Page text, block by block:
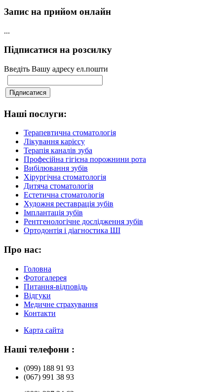
Запис на прийом онлайн
...
Підписатися на розсилку
Введіть Вашу адресу ел.пошти
Наші послуги:
Терапевтична стоматологія
Лікування карієсу
Терапія каналів зуба
Професійна гігієна порожнини рота
Вибілювання зубів
Хірургічна стоматологія
Дитяча стоматологія
Естетична стоматологія
Художня реставрація зубів
Імплантація зубів
Рентгенологічне дослідження зубів
Ортодонтія і діагностика ШІ
Про нас:
Головна
Фотогалерея
Питання-відповідь
Відгуки
Медичне страхування
Контакти
Карта сайта
Наші телефони :
(099) 188 91 93
(067) 991 38 93